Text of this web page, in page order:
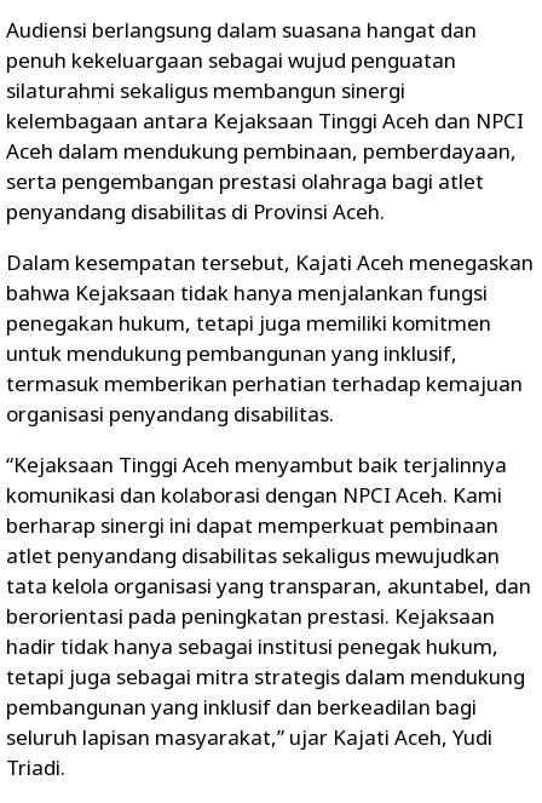
Audiensi berlangsung dalam suasana hangat dan
penuh kekeluargaan sebagai wujud penguatan
silaturahmi sekaligus membangun sinergi
kelembagaan antara Kejaksaan Tinggi Aceh dan NPCI
Aceh dalam mendukung pembinaan, pemberdayaan,
serta pengembangan prestasi olahraga bagi atlet
penyandang disabilitas di Provinsi Aceh.
Dalam kesempatan tersebut, Kajati Aceh menegaskan
bahwa Kejaksaan tidak hanya menjalankan fungsi
penegakan hukum, tetapi juga memiliki komitmen
untuk mendukung pembangunan yang inklusif,
termasuk memberikan perhatian terhadap kemajuan
organisasi penyandang disabilitas.
“Kejaksaan Tinggi Aceh menyambut baik terjalinnya
komunikasi dan kolaborasi dengan NPCI Aceh. Kami
berharap sinergi ini dapat memperkuat pembinaan
atlet penyandang disabilitas sekaligus mewujudkan
tata kelola organisasi yang transparan, akuntabel, dan
berorientasi pada peningkatan prestasi. Kejaksaan
hadir tidak hanya sebagai institusi penegak hukum,
tetapi juga sebagai mitra strategis dalam mendukung
pembangunan yang inklusif dan berkeadilan bagi
seluruh lapisan masyarakat,” ujar Kajati Aceh, Yudi
Triadi.